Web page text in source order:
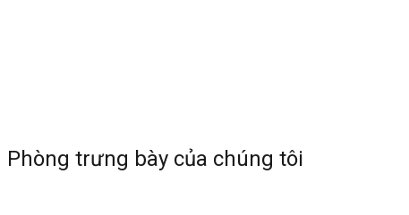
Phòng trưng bày của chúng tôi